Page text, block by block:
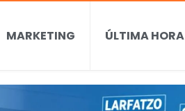
MARKETING ÚLTIMA HORA